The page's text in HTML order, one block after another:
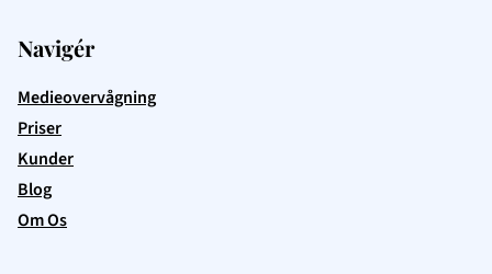
Navigér
Medieovervågning
Priser
Kunder
Blog
Om Os